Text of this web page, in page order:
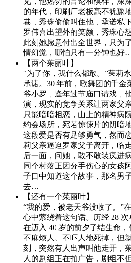
的年代，印刷厂老板毫不犹豫
巷，秀珠偷偷叫住他，承诺私
罗伟喜出望外的笑颜，秀珠心
此刻她愿意付出全世界，只为
情幻觉，哪怕只有一分钟也好
【两个茱丽叶】
“为了你，我什么都敢。”茱莉
承诺。30 年前，歌舞团的千金
爷小罗，逢年过节庙口请戏，
演，现实的竞争关系让两家父
只能暗暗相恋，山上的精神病
约会场所，宛若惊悚片的阴暗
这段爱是否有足够勇气，然而
莉父亲逼迫罗家父子离开，临
后一面，问她，敢不敢装疯进
同个村落正因分手伤心的女孩
子口中知道这个故事，那名男
去…
【还有一个茱丽叶】
“我的爱，被老天爷没收了。”
心中萦绕着这句话。历经 28
在迈入 40 岁的前夕了结生命
不麻烦人、不吓人地死掉，但
刻，突然有人出声叫他走开，
人的剧组正在拍广告，剧组不